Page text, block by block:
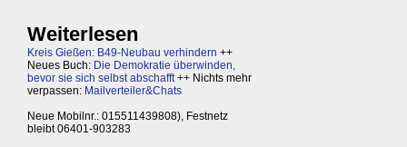
Weiterlesen
Kreis Gießen: B49-Neubau verhindern ++
Neues Buch: Die Demokratie überwinden,
bevor sie sich selbst abschafft++ Nichts mehr
verpassen: Mailverteiler&Chats
Neue Mobilnr.: 015511439808), Festnetz
bleibt 06401-903283